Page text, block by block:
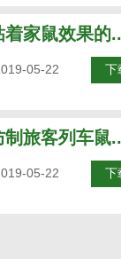
着家鼠效果的
05-22 下
制旅客列车鼠
05-22 下